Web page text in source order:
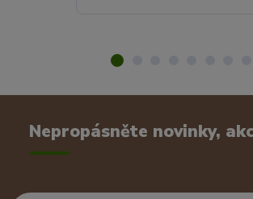
Nepropásněte novinky,